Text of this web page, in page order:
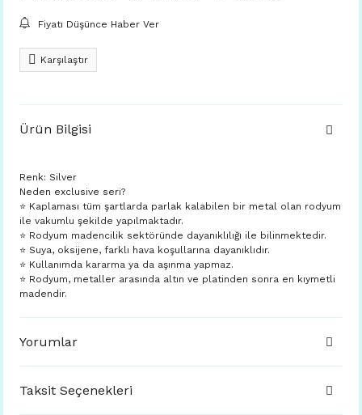
Fiyatı Düşünce Haber Ver
Karşılaştır
Ürün Bilgisi
Renk: Silver
Neden exclusive seri?
⭐️ Kaplaması tüm şartlarda parlak kalabilen bir metal olan rodyum
ile vakumlu şekilde yapılmaktadır.
⭐️ Rodyum madencilik sektöründe dayanıklılığı ile bilinmektedir.
⭐️ Suya, oksijene, farklı hava koşullarına dayanıklıdır.
⭐️ Kullanımda kararma ya da aşınma yapmaz.
⭐️ Rodyum, metaller arasında altın ve platinden sonra en kıymetli
madendir.
Yorumlar
Taksit Seçenekleri